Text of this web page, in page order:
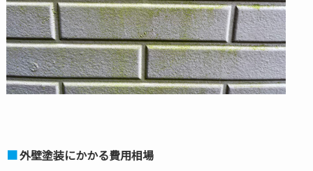
外壁塗装にかかる費用相場